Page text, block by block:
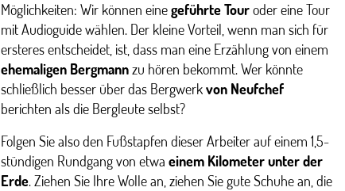
Möglichkeiten: Wir können einegeführte Touroder eine Tour
mit Audioguide wählen. Der kleine Vorteil, wenn man sich für
ersteres entscheidet, ist, dass man eine Erzählung von einem
ehemaligen Bergmannzu hören bekommt. Wer könnte
schließlich besser über das Bergwerkvon Neufchef
berichten als die Bergleute selbst?
Folgen Sie also den Fußstapfen dieser Arbeiter auf einem 1,5-
stündigen Rundgang von etwa einem Kilometer unter der
Erde. Ziehen Sie Ihre Wolle an, ziehen Sie gute Schuhe an, die